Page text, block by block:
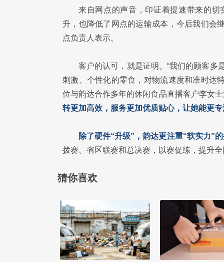
来自网点的声音，印证着提速带来的
升，也降低了网点的运输成本，今后我们会
点负责人表示。
客户的认可，就是证明。“我们的顾客多
刺激、个性化的零食，对物流速度和准时达
位与韵达合作多年的休闲食品直播客户李女
转更加高效，服务更加优质贴心，让她能更
除了硬件“升级”，韵达更注重“软实力”
拨赛、省区联赛和总决赛，以赛促练，提升
猜你喜欢